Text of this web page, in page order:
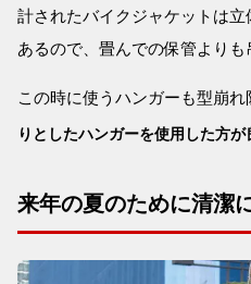
計されたバイクジャケットは
あるので、畳んでの保管よりも
この時に使うハンガーも型崩れ
りとしたハンガーを使用した方が
来年の夏のために清潔